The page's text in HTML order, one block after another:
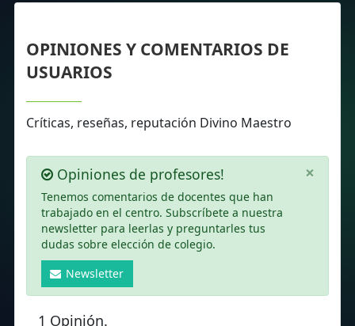
OPINIONES Y COMENTARIOS DE
USUARIOS
Críticas, reseñas, reputación Divino Maestro
×
Opiniones de profesores!
Tenemos comentarios de docentes que han
trabajado en el centro. Subscríbete a nuestra
newsletter para leerlas y preguntarles tus
dudas sobre elección de colegio.
Newsletter
1 Opinión.